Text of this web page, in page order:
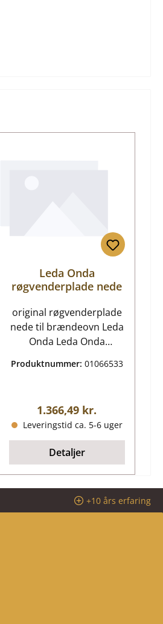
Leda Onda
røgvenderplade nede
original røgvenderplade
nede til brændeovn Leda
Onda Leda Onda
nøgledata: vendeplade,
Produktnummer: 01066533
Almindelig pris:
1.366,49 kr.
Leveringstid ca. 5-6 uger
Detaljer
+10 års erfaring